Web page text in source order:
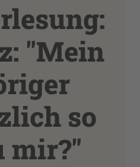
"Mein
so
mir?"